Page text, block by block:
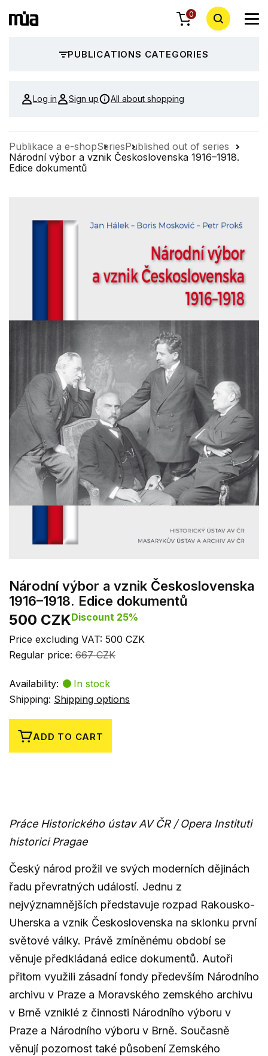
0
PUBLICATIONS CATEGORIES
Log in Sign up All about shopping
Publikace a e-shopSeriesPublished out of series
Národní výbor a vznik Československa 1916–1918.
Edice dokumentů
Národní výbor a vznik Československa
1916–1918. Edice dokumentů
500 CZKDiscount 25%
Price excluding VAT: 500 CZK
Regular price: 667 CZK
Availability:
In stock
Shipping: Shipping options
ADD TO CART
Práce Historického ústav AV ČR / Opera Instituti
historici Pragae
Český národ prožil ve svých moderních dějinách
řadu převratných událostí. Jednu z
nejvýznamnějších představuje rozpad Rakousko-
Uherska a vznik Československa na sklonku první
světové války. Právě zmíněnému období se
věnuje předkládaná edice dokumentů. Autoři
přitom využili zásadní fondy především Národního
archivu v Praze a Moravského zemského archivu
v Brně vzniklé z činnosti Národního výboru v
Praze a Národního výboru v Brně. Současně
věnují pozornost také působení Zemského